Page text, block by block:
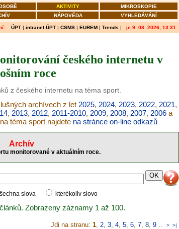
AKTIVITY
MIKROSKOPIE
NÁPOVĚDA VYHLEDÁVÁNÍ
ÚPT | intranet ÚPT | CSMS | EUREM | Trends | je 9. 08. 2026, 13:31
českého internetu v
roce
z českého internetu na téma sport.
archívech z let 2025, 2024, 2023, 2022, 2021,
, 2013, 2012, 2011-2010, 2009, 2008, 2007, 2006 a
téma sport najdete na stránce on-line odkazů
Archív
monitorované v aktuálním roce.
slova kterékoliv slovo
Zobrazeny záznamy 1 až 100.
Jdi na stranu: 1, 2, 3, 4, 5, 6, 7, 8, 9 .. > >|